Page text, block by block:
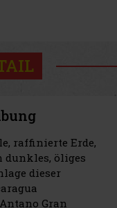
raffinierte Erde,
dunkles, öliges
dieser
Gran